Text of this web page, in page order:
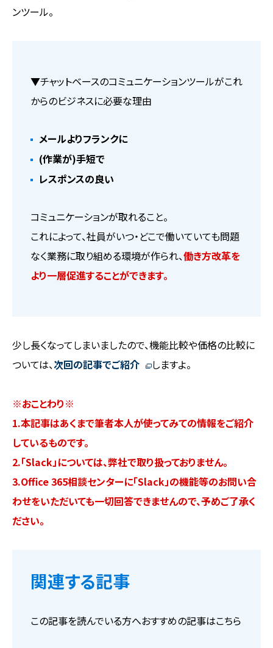
ンツール。
▼チャットベースのコミュニケーションツールがこれ
からのビジネスに必要な理由
メールよりフランクに
(作業が)手短で
レスポンスの良い
コミュニケーションが取れること。
これによって、社員がいつ・どこで働いていても問題
なく業務に取り組める環境が作られ、働き方改革を
より一層促進することができます。
少し長くなってしまいましたので、機能比較や価格の比較に
ついては、次回の記事でご紹介 しますよ。
※おことわり※
1.本記事はあくまで筆者本人が使ってみての情報をご紹介
しているものです。
2.「Slack」については、弊社で取り扱っておりません。
3.Office 365相談センターに「Slack」の機能等のお問い合
わせをいただいても一切回答できませんので、予めご了承く
ださい。
関連する記事
この記事を読んでいる方へおすすめの記事はこちら